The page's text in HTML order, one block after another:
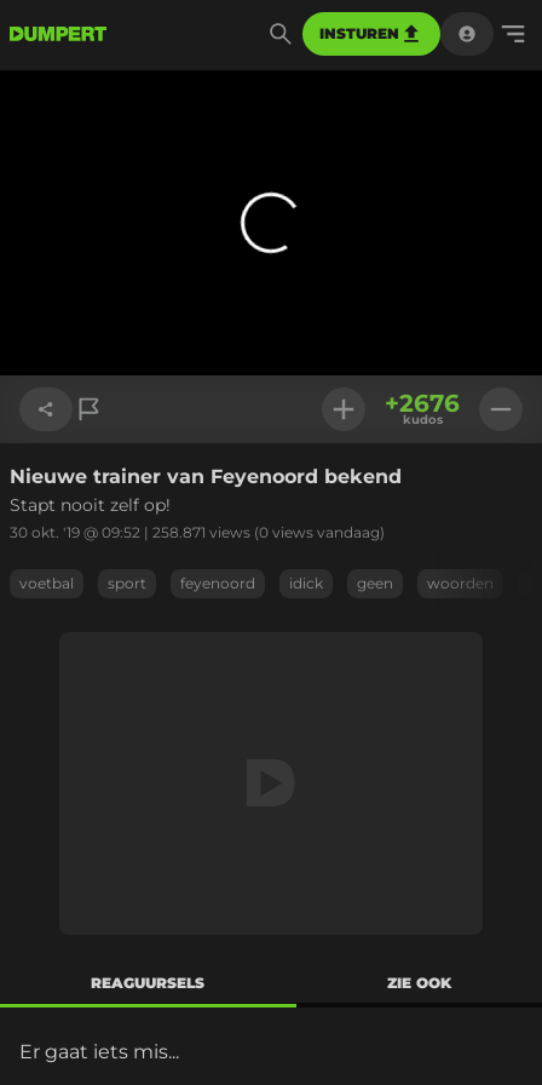
INSTUREN
Link kopiëren
+2676
kudos
Nieuwe trainer van Feyenoord bekend
Stapt nooit zelf op!
30 okt. '19 @ 09:52 | 258.871 views (0 views vandaag)
voetbal sport feyenoord idick geen woorden
REAGUURSELS ZIE OOK
Er gaat iets mis...